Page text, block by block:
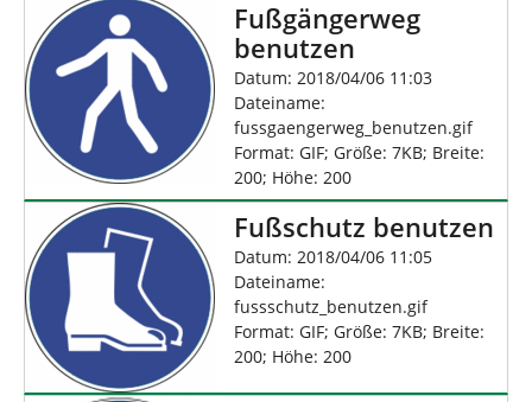
Fußgängerweg
benutzen
Datum: 2018/04/06 11:03
Dateiname:
fussgaengerweg_benutzen.gif
Format: GIF; Größe: 7KB; Breite:
200; Höhe: 200
Fußschutz benutzen
Datum: 2018/04/06 11:05
Dateiname:
fussschutz_benutzen.gif
Format: GIF; Größe: 7KB; Breite:
200; Höhe: 200